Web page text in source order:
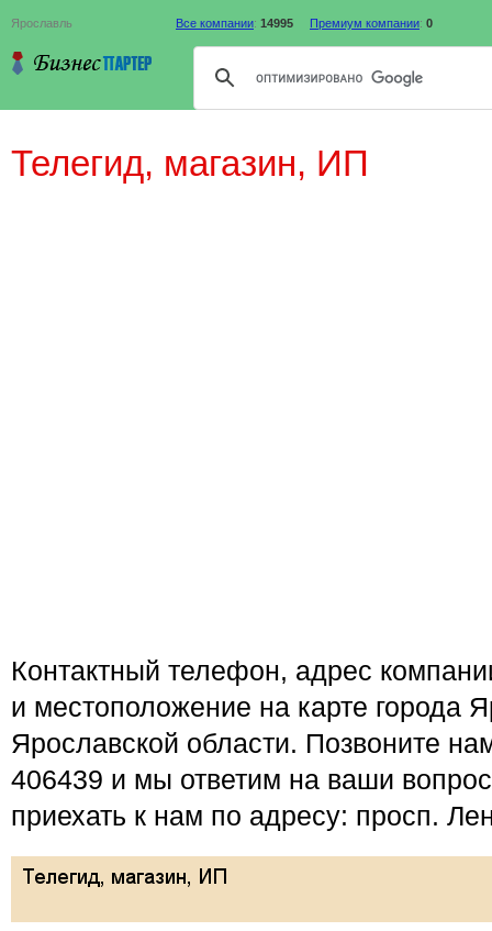
Ярославль Все компании: 14995 Премиум компании: 0
Телегид, магазин, ИП
Контактный телефон, адрес
и местоположение на карте города
Ярославской области. Позвоните
406439 и мы ответим на ваши
приехать к нам по адресу: просп.